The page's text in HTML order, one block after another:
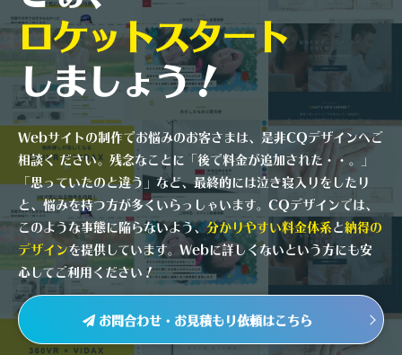
ロケットスタート
しましょう！
Webサイトの制作でお悩みのお客さまは、是非CQデザインへご
相談く ださい。残念なことに「後で料金が追加された・・。」
「思っていたのと違う」など、最終的には泣き寝入りをしたり
と、悩みを持つ方が多くいらっしゃいます。CQデザインでは、
このような事態に陥らないよう、分かりやすい料金体系と納得の
デザインを提供しています。Webに詳しくないという方にも安
心してご利用ください！
お問合わせ・お見積もり依頼はこちら